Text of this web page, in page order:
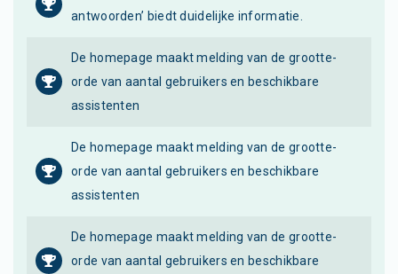
antwoorden’ biedt duidelijke informatie.
De homepage maakt melding van de grootte-
orde van aantal gebruikers en beschikbare
assistenten
De homepage maakt melding van de grootte-
orde van aantal gebruikers en beschikbare
assistenten
De homepage maakt melding van de grootte-
orde van aantal gebruikers en beschikbare